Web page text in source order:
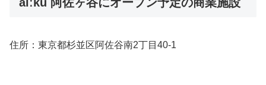
alːku 阿佐ヶ谷にオープン予定の商業施設
住所：東京都杉並区阿佐谷南2丁目40-1